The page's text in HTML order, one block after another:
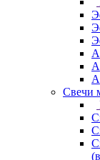
Свечи